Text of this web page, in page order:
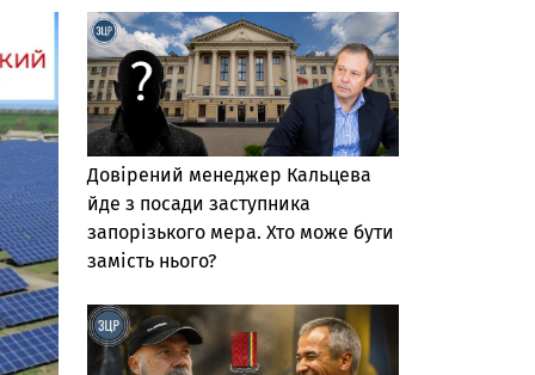
Довірений менеджер Кальцева
йде з посади заступника
запорізького мера. Хто може бути
замість нього?